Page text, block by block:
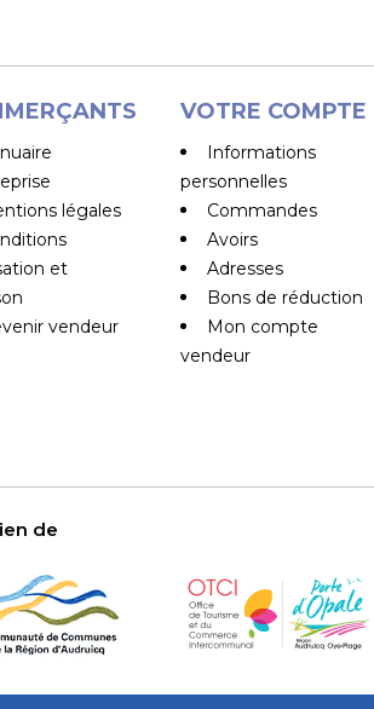
légales
et
vendeur
VOTRE COMPTE
Informations
personnelles
Commandes
Avoirs
Adresses
Bons de réduction
Mon compte
vendeur
de